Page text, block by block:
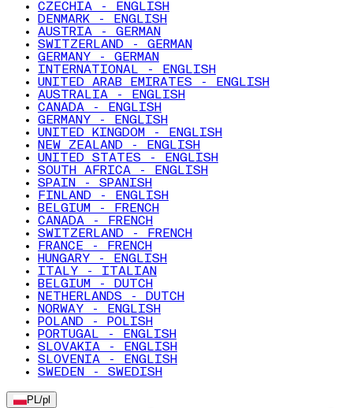
CZECHIA - ENGLISH
DENMARK - ENGLISH
AUSTRIA - GERMAN
SWITZERLAND - GERMAN
GERMANY - GERMAN
INTERNATIONAL - ENGLISH
UNITED ARAB EMIRATES - ENGLISH
AUSTRALIA - ENGLISH
CANADA - ENGLISH
GERMANY - ENGLISH
UNITED KINGDOM - ENGLISH
NEW ZEALAND - ENGLISH
UNITED STATES - ENGLISH
SOUTH AFRICA - ENGLISH
SPAIN - SPANISH
FINLAND - ENGLISH
BELGIUM - FRENCH
CANADA - FRENCH
SWITZERLAND - FRENCH
FRANCE - FRENCH
HUNGARY - ENGLISH
ITALY - ITALIAN
BELGIUM - DUTCH
NETHERLANDS - DUTCH
NORWAY - ENGLISH
POLAND - POLISH
PORTUGAL - ENGLISH
SLOVAKIA - ENGLISH
SLOVENIA - ENGLISH
SWEDEN - SWEDISH
PL/pl